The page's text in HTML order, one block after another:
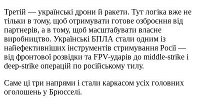
Третій — українські дрони й ракети. Тут логіка вже не
тільки в тому, щоб отримувати готове озброєння від
партнерів, а в тому, щоб масштабувати власне
виробництво. Українські БПЛА стали одним із
найефективніших інструментів стримування Росії —
від фронтової розвідки та FPV-ударів до middle-strike і
deep-strike операцій по російському тилу.
Саме ці три напрями і стали каркасом усіх головних
оголошень у Брюсселі.